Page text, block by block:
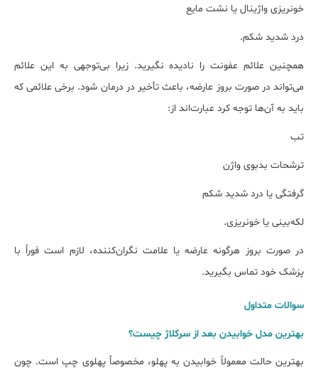
خونریزی واژینال یا نشت مایع
درد شدید شکم.
همچنین علائم عفونت را نادیده نگیرید. زیرا بی‌توجهی به این علائم
می‌تواند در صورت بروز عارضه، باعث تأخیر در درمان شود. برخی علائمی که
باید به آن‌ها توجه کرد عبارت‌اند از:
تب
ترشحات بدبوی واژن
گرفتگی یا درد شدید شکم
لکه‌بینی یا خونریزی.
در صورت بروز هرگونه عارضه یا علامت نگران‌کننده، لازم است فوراً با
پزشک خود تماس بگیرید.
سوالات متداول
بهترین مدل خوابیدن بعد از سرکلاژ چیست؟
بهترین حالت معمولاً خوابیدن به پهلو، مخصوصاً پهلوی چپ است. چون